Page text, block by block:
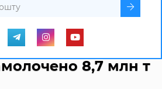
8,7 млн т